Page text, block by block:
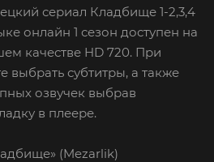
сериал Кладбище 1-2,3,4
онлайн 1 сезон доступен на
качестве HD 720. При
выбрать субтитры, а также
озвучек выбрав
в плеере.
(Mezarlik)